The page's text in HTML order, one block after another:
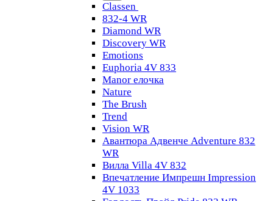
Classen
832-4 WR
Diamond WR
Discovery WR
Emotions
Euphoria 4V 833
Manor елочка
Nature
The Brush
Trend
Vision WR
Авантюра Адвенче Adventure 832
WR
Вилла Villa 4V 832
Впечатление Импрешн Impression
4V 1033